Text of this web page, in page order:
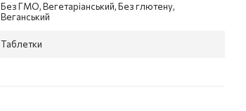
Без ГМО, Вегетаріанський, Без глютену,
Веганський
Таблетки